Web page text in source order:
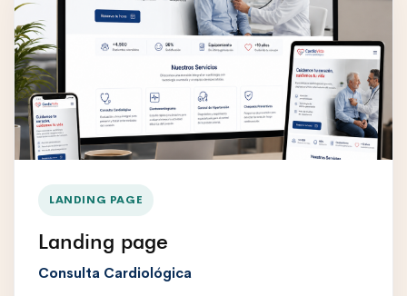
LANDING PAGE
Landing page
Consulta Cardiológica